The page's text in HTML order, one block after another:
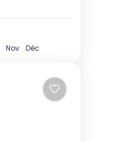
Nov Déc